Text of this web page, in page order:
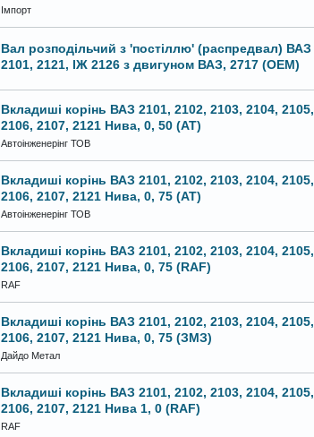
Імпорт
Вал розподільчий з 'постіллю' (распредвал) ВАЗ
2101, 2121, ІЖ 2126 з двигуном ВАЗ, 2717 (OEM)
Вкладиші корінь ВАЗ 2101, 2102, 2103, 2104, 2105,
2106, 2107, 2121 Нива, 0, 50 (AT)
Автоінженерінг ТОВ
Вкладиші корінь ВАЗ 2101, 2102, 2103, 2104, 2105,
2106, 2107, 2121 Нива, 0, 75 (AT)
Автоінженерінг ТОВ
Вкладиші корінь ВАЗ 2101, 2102, 2103, 2104, 2105,
2106, 2107, 2121 Нива, 0, 75 (RAF)
RAF
Вкладиші корінь ВАЗ 2101, 2102, 2103, 2104, 2105,
2106, 2107, 2121 Нива, 0, 75 (ЗМЗ)
Дайдо Метал
Вкладиші корінь ВАЗ 2101, 2102, 2103, 2104, 2105,
2106, 2107, 2121 Нива 1, 0 (RAF)
RAF